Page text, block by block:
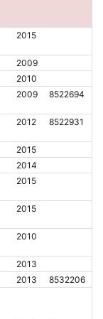
2015
2009
2010
2009 8522694
2012 8522931
2015
2014
2015
2015
2010
2013
2013 8532206